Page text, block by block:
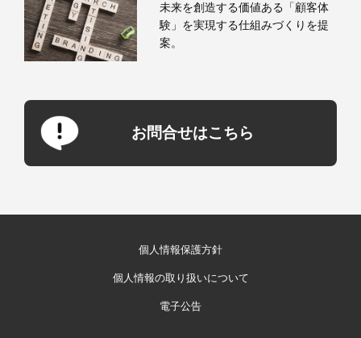
未来を創造する価値ある「顧客体
験」を実現する仕組みづくりを提
案。
お問合せはこちら
個人情報保護方針
個人情報の取り扱いについて
電子公告